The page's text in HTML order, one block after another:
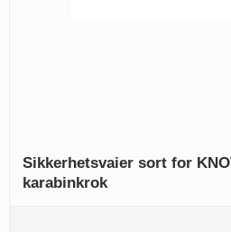
Sikkerhetsvaier sort for
karabinkrok